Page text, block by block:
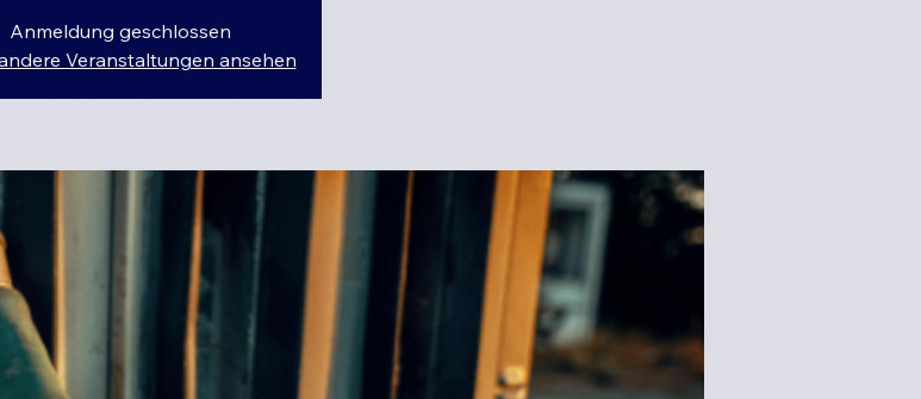
Anmeldung geschlossen
Veranstaltungen ansehen